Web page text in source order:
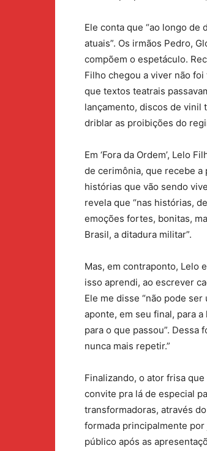
Ele conta que “ao longo de
atuais”. Os irmãos Pedro,
compõem o espetáculo.
Filho chegou a viver não
que textos teatrais
lançamento, discos de vinil
driblar as proibições do
Em ‘Fora da Ordem’, Lelo
de cerimônia, que recebe
histórias que vão sendo
revela que “nas histórias,
emoções fortes, bonitas,
Brasil, a ditadura militar”.
Mas, em contraponto, Lelo
isso aprendi, ao escrever
Ele me disse “não pode
aponte, em seu final, para
para o que passou”.
nunca mais repetir.”
Finalizando, o ator frisa que
convite pra lá de especial
transformadoras, através
formada principalmente
público após as